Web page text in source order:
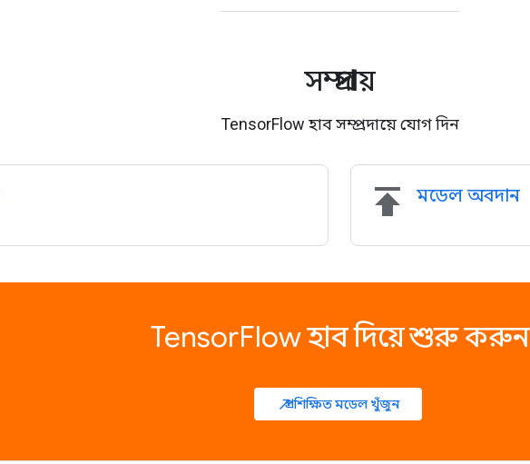
সম্প্রদায়
TensorFlow হাব সম্প্রদায়ে যোগ দিন
publish মডেল অবদান
TensorFlow হাব দিয়ে শুরু করুন
north_east
প্রশিক্ষিত মডেল খুঁজুন